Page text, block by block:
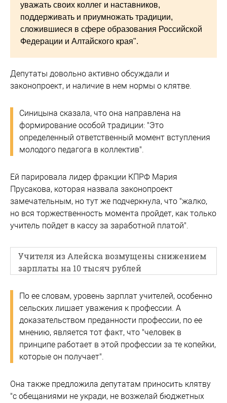
уважать своих коллег и наставников,
поддерживать и приумножать традиции,
сложившиеся в сфере образования Российской
Федерации и Алтайского края".
Депутаты довольно активно обсуждали и
законопроект, и наличие в нем нормы о клятве.
Синицына сказала, что она направлена на
формирование особой традиции: "Это
определенный ответственный момент вступления
молодого педагога в коллектив".
Ей парировала лидер фракции КПРФ Мария
Прусакова, которая назвала законопроект
замечательным, но тут же подчеркнула, что "жалко,
но вся торжественность момента пройдет, как только
учитель пойдет в кассу за заработной платой".
Учителя из Алейска возмущены снижением
зарплаты на 10 тысяч рублей
По ее словам, уровень зарплат учителей, особенно
сельских лишает уважения к профессии. А
доказательством преданности профессии, по ее
мнению, является тот факт, что "человек в
принципе работает в этой профессии за те копейки,
которые он получает".
Она также предложила депутатам приносить клятву
"с обещаниями не укради, не возжелай бюджетных